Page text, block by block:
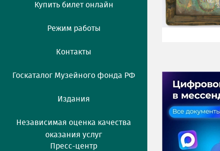
Купить билет онлайн
Режим работы
Контакты
Госкаталог Музейного фонда РФ
Издания
Независимая оценка качества
оказания услуг
Пресс-центр